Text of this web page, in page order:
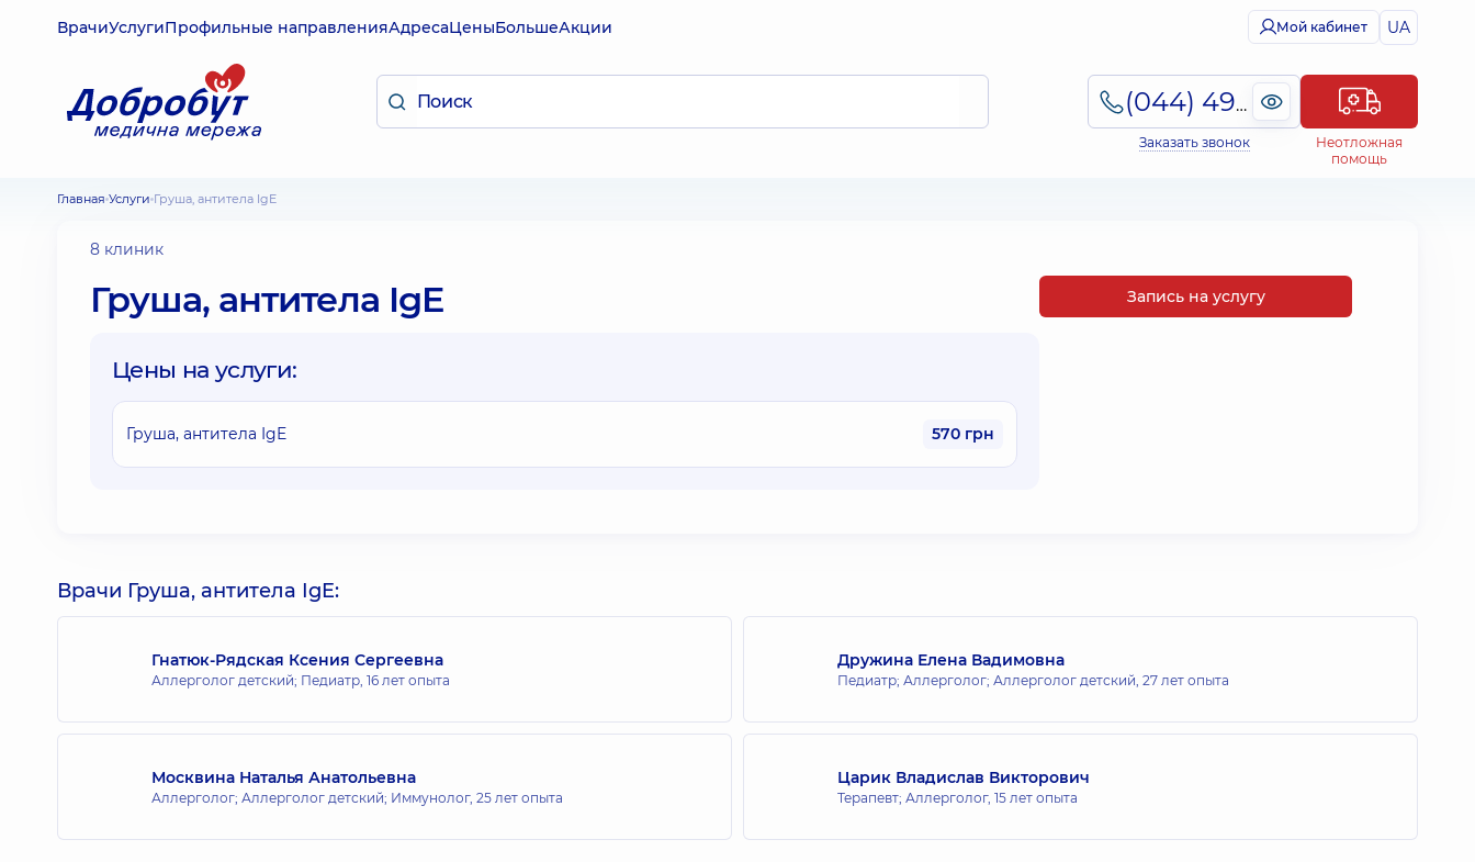
ВрачиУслугиПрофильные направленияАдресаЦеныБольшеАкции Мой кабинет UA
(044) 495-2-888
Заказать звонок
Неотложная
помощь
Главная Услуги Груша, антитела IgE
8 клиник
Груша, антитела IgE
Цены на услуги:
Груша, антитела IgE 570 грн
Запись на услугу
Врачи Груша, антитела IgE:
Гнатюк-Рядская Ксения Сергеевна
Аллерголог детский; Педиатр, 16 лет опыта
Дружина Елена Вадимовна
Педиатр; Аллерголог; Аллерголог детский, 27 лет опыта
Москвина Наталья Анатольевна
Аллерголог; Аллерголог детский; Иммунолог, 25 лет опыта
Царик Владислав Викторович
Терапевт; Аллерголог, 15 лет опыта